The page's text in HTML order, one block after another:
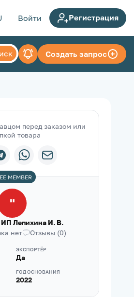
Войти Регистрация
Создать запрос
перед заказом или
товара
"
ИП Лепихина И. В.
нет
Отзывы (0)
ЭКСПОРТЁР
Да
ГОД ОСНОВАНИЯ
2022
MEMBER